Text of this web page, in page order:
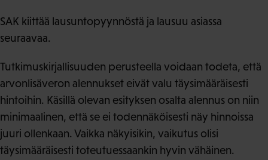
SAK kiittää lausuntopyynnöstä ja lausuu asiassa
seuraavaa.
Tutkimuskirjallisuuden perusteella voidaan todeta, että
arvonlisäveron alennukset eivät valu täysimääräisesti
hintoihin. Käsillä olevan esityksen osalta alennus on niin
minimaalinen, että se ei todennäköisesti näy hinnoissa
juuri ollenkaan. Vaikka näkyisikin, vaikutus olisi
täysimääräisesti toteutuessaankin hyvin vähäinen.